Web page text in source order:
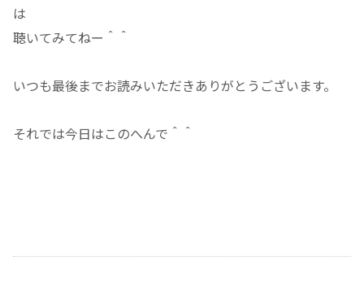
は
聴いてみてねー＾＾
いつも最後までお読みいただきありがとうございます。
それでは今日はこのへんで＾＾